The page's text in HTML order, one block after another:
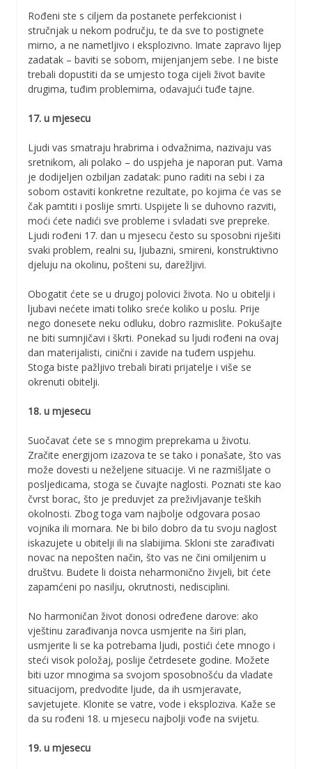
Rođeni ste s ciljem da postanete perfekcionist i
stručnjak u nekom području, te da sve to postignete
mirno, a ne nametljivo i eksplozivno. Imate zapravo lijep
zadatak – baviti se sobom, mijenjanjem sebe. I ne biste
trebali dopustiti da se umjesto toga cijeli život bavite
drugima, tuđim problemima, odavajući tuđe tajne.
17. u mjesecu
Ljudi vas smatraju hrabrima i odvažnima, nazivaju vas
sretnikom, ali polako – do uspjeha je naporan put. Vama
je dodijeljen ozbiljan zadatak: puno raditi na sebi i za
sobom ostaviti konkretne rezultate, po kojima će vas se
čak pamtiti i poslije smrti. Uspijete li se duhovno razviti,
moći ćete nadići sve probleme i svladati sve prepreke.
Ljudi rođeni 17. dan u mjesecu često su sposobni riješiti
svaki problem, realni su, ljubazni, smireni, konstruktivno
djeluju na okolinu, pošteni su, darežljivi.
Obogatit ćete se u drugoj polovici života. No u obitelji i
ljubavi nećete imati toliko sreće koliko u poslu. Prije
nego donesete neku odluku, dobro razmislite. Pokušajte
ne biti sumnjičavi i škrti. Ponekad su ljudi rođeni na ovaj
dan materijalisti, cinični i zavide na tuđem uspjehu.
Stoga biste pažljivo trebali birati prijatelje i više se
okrenuti obitelji.
18. u mjesecu
Suočavat ćete se s mnogim preprekama u životu.
Zračite energijom izazova te se tako i ponašate, što vas
može dovesti u neželjene situacije. Vi ne razmišljate o
posljedicama, stoga se čuvajte naglosti. Poznati ste kao
čvrst borac, što je preduvjet za preživljavanje teških
okolnosti. Zbog toga vam najbolje odgovara posao
vojnika ili mornara. Ne bi bilo dobro da tu svoju naglost
iskazujete u obitelji ili na slabijima. Skloni ste zarađivati
novac na nepošten način, što vas ne čini omiljenim u
društvu. Budete li doista neharmonično živjeli, bit ćete
zapamćeni po nasilju, okrutnosti, nedisciplini.
No harmoničan život donosi određene darove: ako
vještinu zarađivanja novca usmjerite na širi plan,
usmjerite li se ka potrebama ljudi, postići ćete mnogo i
steći visok položaj, poslije četrdesete godine. Možete
biti uzor mnogima sa svojom sposobnošću da vladate
situacijom, predvodite ljude, da ih usmjeravate,
savjetujete. Klonite se vatre, vode i eksploziva. Kaže se
da su rođeni 18. u mjesecu najbolji vođe na svijetu.
19. u mjesecu